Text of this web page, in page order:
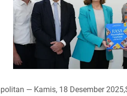
— Kamis, 18 Desember